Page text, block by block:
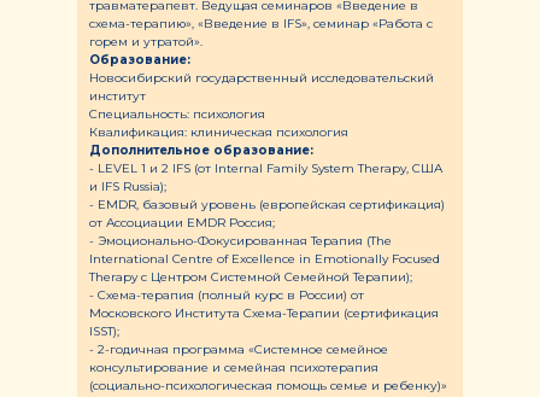
травматерапевт. Ведущая семинаров «Введение в
схема-терапию», «Введение в IFS», семинар «Работа с
горем и утратой».
Образование:
Новосибирский государственный исследовательский
институт
Специальность: психология
Квалификация: клиническая психология
Дополнительное образование:
- LEVEL 1 и 2 IFS (от Internal Family System Therapy, США
и IFS Russia);
- EMDR, базовый уровень (европейская сертификация)
от Ассоциации EMDR Россия;
- Эмоционально-Фокусированная Терапия (The
International Centre of Excellence in Emotionally Focused
Therapy с Центром Системной Семейной Терапии);
- Схема-терапия (полный курс в России) от
Московского Института Схема-Терапии (сертификация
ISST);
- 2-годичная программа «Системное семейное
консультирование и семейная психотерапия
(социально-психологическая помощь семье и ребенку)»